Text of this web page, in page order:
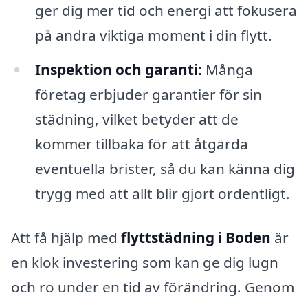
ger dig mer tid och energi att fokusera
på andra viktiga moment i din flytt.
Inspektion och garanti: Många
företag erbjuder garantier för sin
städning, vilket betyder att de
kommer tillbaka för att åtgärda
eventuella brister, så du kan känna dig
trygg med att allt blir gjort ordentligt.
Att få hjälp med flyttstädning i Boden är
en klok investering som kan ge dig lugn
och ro under en tid av förändring. Genom